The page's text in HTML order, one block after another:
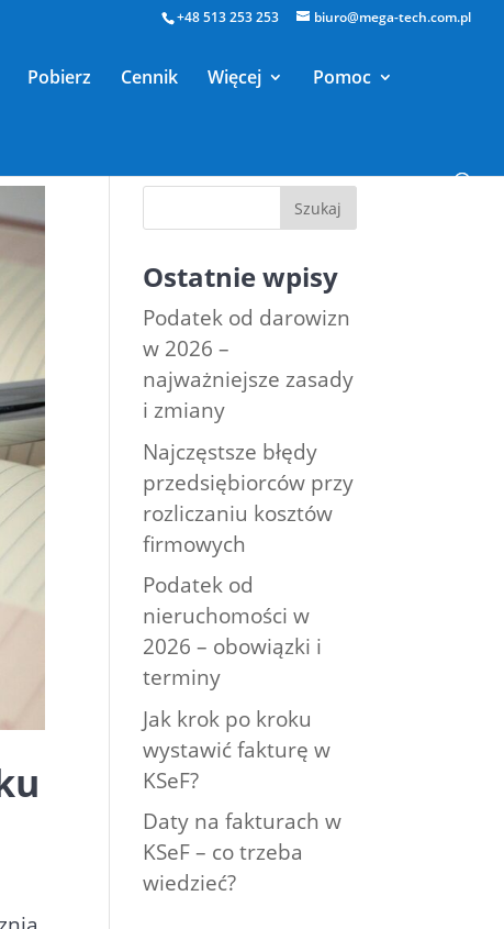
+48 513 253 253 biuro@mega-tech.com.pl
Pobierz Cennik Więcej Pomoc
Ostatnie wpisy
Podatek od darowizn
w 2026 –
najważniejsze zasady
i zmiany
Najczęstsze błędy
przedsiębiorców przy
rozliczaniu kosztów
firmowych
Podatek od
nieruchomości w
2026 – obowiązki i
terminy
Jak krok po kroku
wystawić fakturę w
KSeF?
Daty na fakturach w
KSeF – co trzeba
wiedzieć?